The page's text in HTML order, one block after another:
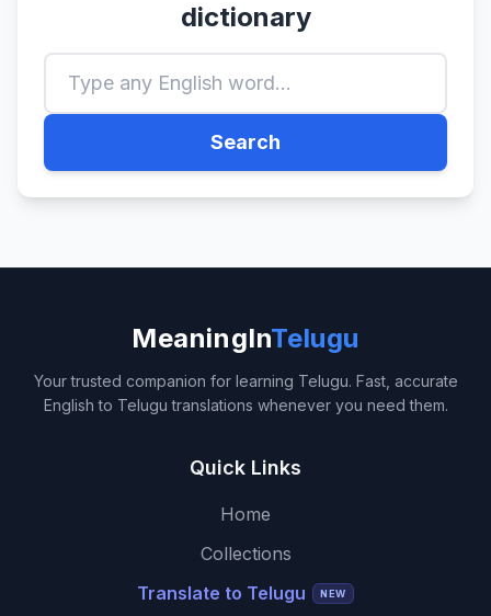
dictionary
Search
MeaningInTelugu
Your trusted companion for learning Telugu. Fast, accurate
English to Telugu translations whenever you need them.
Quick Links
Home
Collections
Translate to Telugu
NEW